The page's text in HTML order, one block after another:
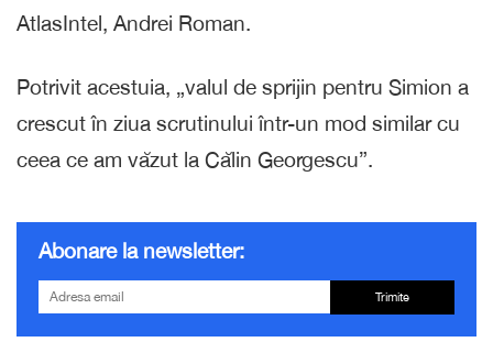
AtlasIntel, Andrei Roman.
Potrivit acestuia, „valul de sprijin pentru Simion a
crescut în ziua scrutinului într-un mod similar cu
ceea ce am văzut la Călin Georgescu”.
Abonare la newsletter:
Trimite